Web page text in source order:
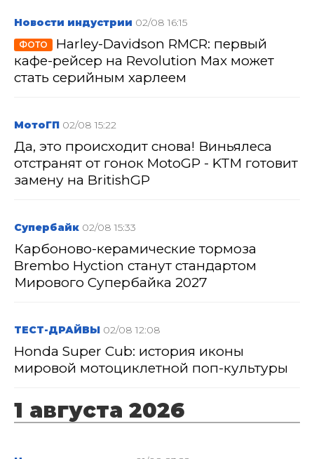
Новости индустрии 02/08 16:15
ФОТО
Harley-Davidson RMCR: первый
кафе-рейсер на Revolution Max может
стать серийным харлеем
МотоГП 02/08 15:22
Да, это происходит снова! Виньялеса
отстранят от гонок MotoGP - KTM готовит
замену на BritishGP
Супербайк 02/08 15:33
Карбоново-керамические тормоза
Brembo Hyction станут стандартом
Мирового Супербайка 2027
ТЕСТ-ДРАЙВЫ 02/08 12:08
Honda Super Cub: история иконы
мировой мотоциклетной поп-культуры
1 августа 2026